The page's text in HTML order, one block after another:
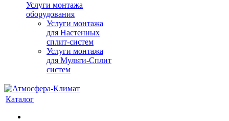
Услуги монтажа
оборудования
Услуги монтажа
для Настенных
сплит-систем
Услуги монтажа
для Мульти-Сплит
систем
Каталог